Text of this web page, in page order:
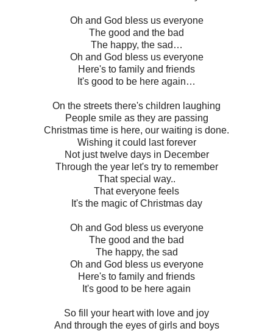
Oh and God bless us everyone
The good and the bad
The happy, the sad…
Oh and God bless us everyone
Here's to family and friends
It's good to be here again…
On the streets there's children laughing
People smile as they are passing
Christmas time is here, our waiting is done.
Wishing it could last forever
Not just twelve days in December
Through the year let's try to remember
That special way..
That everyone feels
It's the magic of Christmas day
Oh and God bless us everyone
The good and the bad
The happy, the sad
Oh and God bless us everyone
Here's to family and friends
It's good to be here again
So fill your heart with love and joy
And through the eyes of girls and boys